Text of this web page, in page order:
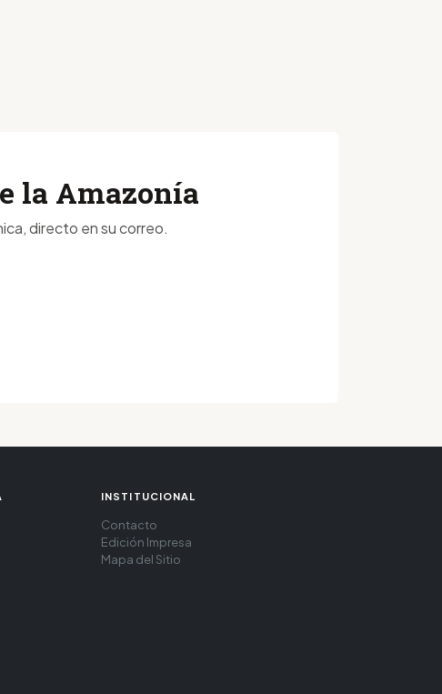
la Amazonía
directo en su correo.
INSTITUCIONAL
Contacto
Edición Impresa
Mapa del Sitio